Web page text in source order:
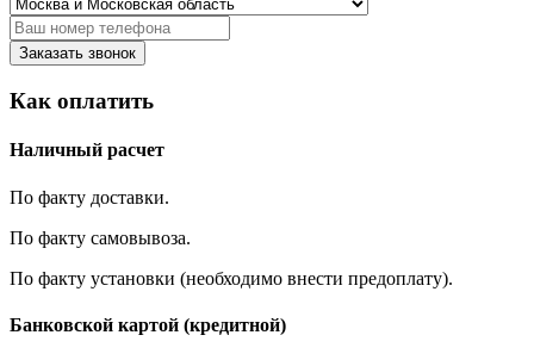
Заказать звонок
Как оплатить
Наличный расчет
По факту доставки.
По факту самовывоза.
По факту установки (необходимо внести предоплату).
Банковской картой (кредитной)